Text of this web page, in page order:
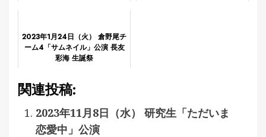
2023年1月24日（火） 倉野尾チ
ーム4「サムネイル」公演 長友
彩海 生誕祭
関連投稿:
2023年11月8日（水） 研究生「ただいま
恋愛中」公演